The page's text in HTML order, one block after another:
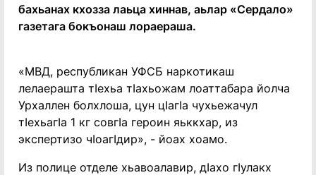
бахьанах кхозза лаьца хиннав, аьлар «Сердало»
газетага бокъонаш лораераша.
«МВД, республикан УФСБ наркотикаш
лелаерашта тӀехьа тӀахьожам лоаттабара йолча
Урхаллен болхлоша, цун цӀагӀа чухьежачул
тӀехьагӀа 1 кг совгӀа героин яьккхар, из
экспертизо чӀоагӀдир», - йоах хоамо.
Из полице отделе хьавоалавир, дӀахо гӀулакх